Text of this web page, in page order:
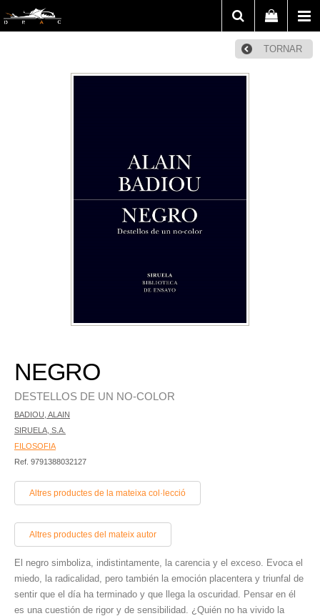
TORNAR
NEGRO
DESTELLOS DE UN NO-COLOR
BADIOU, ALAIN
SIRUELA, S.A.
FILOSOFIA
Ref. 9791388032127
Altres productes de la mateixa col·lecció
Altres productes del mateix autor
El negro simboliza, indistintamente, la carencia y el exceso. Evoca el
miedo, la radicalidad, pero también la emoción placentera y triunfal de
sentir que el día ha terminado y que llega la os­curidad. Pensar en él
es una cuestión de rigor y de sensibilidad. ¿Quién no ha vivido la